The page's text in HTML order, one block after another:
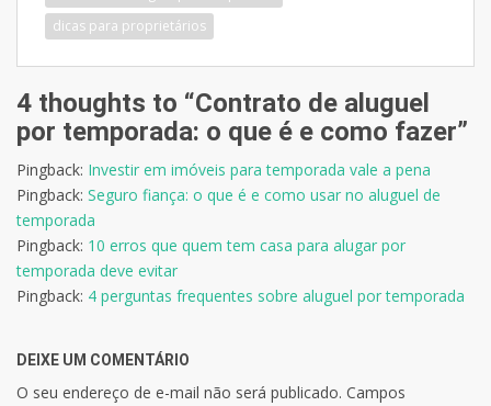
dicas para proprietários
4 thoughts to “Contrato de aluguel
por temporada: o que é e como fazer”
Pingback: Investir em imóveis para temporada vale a pena
Pingback: Seguro fiança: o que é e como usar no aluguel de
temporada
Pingback: 10 erros que quem tem casa para alugar por
temporada deve evitar
Pingback: 4 perguntas frequentes sobre aluguel por temporada
DEIXE UM COMENTÁRIO
O seu endereço de e-mail não será publicado. Campos